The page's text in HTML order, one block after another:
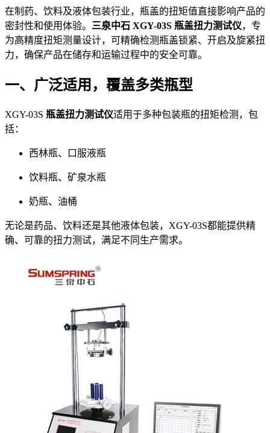
在制药、饮料及液体包装行业，瓶盖的扭矩值直接影响产品的
密封性和使用体验。 三泉中石 XGY-03S 瓶盖扭力测试仪，专
为高精度扭矩测量设计，可精确检测瓶盖锁紧、开启及旋紧扭
力，确保产品在储存和运输过程中的安全可靠。
一、广泛适用，覆盖多类瓶型
XGY-03S 瓶盖扭力测试仪适用于多种包装瓶的扭矩检测，包
括：
西林瓶、口服液瓶
饮料瓶、矿泉水瓶
奶瓶、油桶
无论是药品、饮料还是其他液体包装，XGY-03S都能提供精
确、可靠的扭力测试，满足不同生产需求。